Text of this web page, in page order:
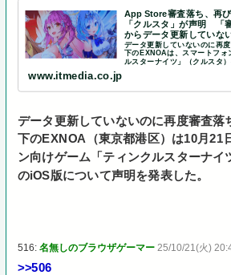
App Store審査落ち、再
「クルスタ」が声明 「
からデータ更新していな
データ更新していないのに再
下のEXNOAは、スマートフォ
ルスターナイツ」（クルスタ
www.itmedia.co.jp
データ更新していないのに再度審査
下のEXNOA（東京都港区）は10月21
ン向けゲーム「ティンクルスターナイ
のiOS版について声明を発表した。
516:名無しのブラウザゲーマー 25/10/21(火)
>>506